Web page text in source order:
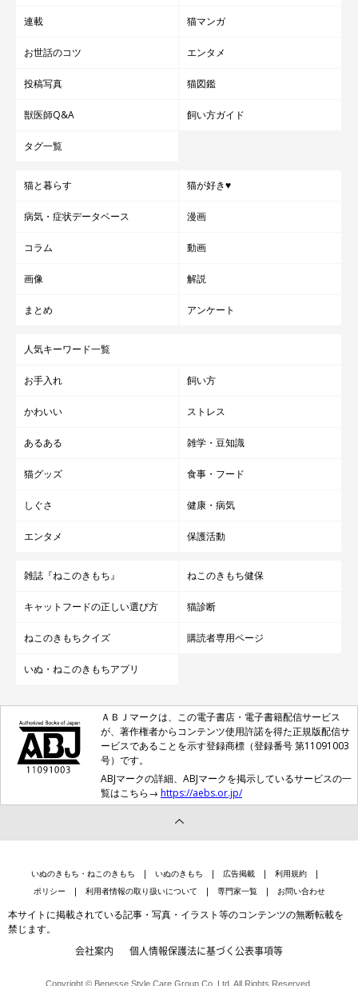
連載 猫マンガ
お世話のコツ エンタメ
投稿写真 猫図鑑
獣医師Q&A 飼い方ガイド
タグ一覧
猫と暮らす 猫が好き♥
病気・症状データベース 漫画
コラム 動画
画像 解説
まとめ アンケート
人気キーワード一覧
お手入れ 飼い方
かわいい ストレス
あるある 雑学・豆知識
猫グッズ 食事・フード
しぐさ 健康・病気
エンタメ 保護活動
雑誌『ねこのきもち』 ねこのきもち健保
キャットフードの正しい選び方 猫診断
ねこのきもちクイズ 購読者専用ページ
いぬ・ねこのきもちアプリ
ＡＢＪマークは、この電子書店・電子書籍配信サービス
が、著作権者からコンテンツ使用許諾を得た正規版配信サ
ービスであることを示す登録商標（登録番号 第11091003
号）です。
ABJマークの詳細、ABJマークを掲示しているサービスの一
覧はこちら→ https://aebs.or.jp/
いぬのきもち・ねこのきもち いぬのきもち 広告掲載
利用規約
ポリシー
利用者情報の取り扱いについて 専門家一覧 お問い合わせ
本サイトに掲載されている記事・写真・イラスト等のコンテンツの無断転載を
禁じます。
会社案内 個人情報保護法に基づく公表事項等
Copyright © Benesse Style Care Group Co.,Ltd. All Rights Reserved.